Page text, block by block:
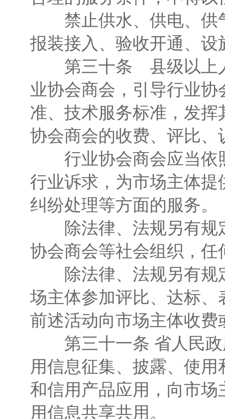
禁止供水、供电、供
报装接入、验收开通、
第三十条 县级以上人
业协会商会，引导行业
准、技术服务标准，发
协会商会的收费、评比
行业协会商会应当依
行业诉求，为市场主体
纠纷处理等方面的服务。
除法律、法规另有规
协会商会等社会组织，
除法律、法规另有规
场主体参加评比、达标
前述活动向市场主体收费
第三十一条 省人民政
用信息征集、披露、使
和信用产品应用，向市
用信息共享共用。